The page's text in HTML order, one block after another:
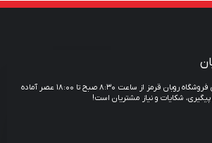
مدیریت روابط عمومی فروشگاه روبان قرمز از ساعت ۸:۳۰ صبح تا ۱۸:۰۰ عصر آماده
شکایات و نیاز مشتریان است!